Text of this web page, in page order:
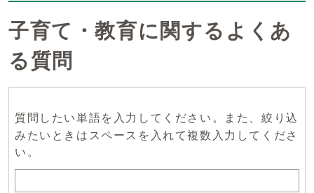
子育て・教育に関するよくあ
る質問
質問したい単語を入力してください。また、絞り込
みたいときはスペースを入れて複数入力してくださ
い。